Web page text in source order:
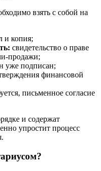
взять с собой на
и копия;
свидетельство о праве
продажи;
уже подписан;
финансовой
письменное согласие
и содержат
упростит процесс